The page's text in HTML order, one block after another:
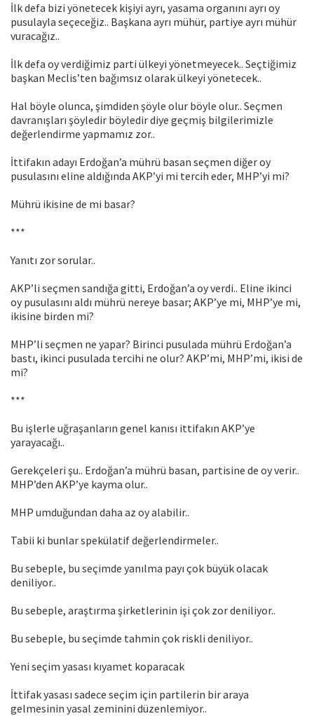
İlk defa bizi yönetecek kişiyi ayrı, yasama organını ayrı oy
pusulayla seçeceğiz.. Başkana ayrı mühür, partiye ayrı mühür
vuracağız..
İlk defa oy verdiğimiz parti ülkeyi yönetmeyecek.. Seçtiğimiz
başkan Meclis’ten bağımsız olarak ülkeyi yönetecek..
Hal böyle olunca, şimdiden şöyle olur böyle olur.. Seçmen
davranışları şöyledir böyledir diye geçmiş bilgilerimizle
değerlendirme yapmamız zor..
İttifakın adayı Erdoğan’a mührü basan seçmen diğer oy
pusulasını eline aldığında AKP’yi mi tercih eder, MHP’yi mi?
Mührü ikisine de mi basar?
***
Yanıtı zor sorular..
AKP’li seçmen sandığa gitti, Erdoğan’a oy verdi.. Eline ikinci
oy pusulasını aldı mührü nereye basar; AKP’ye mi, MHP’ye mi,
ikisine birden mi?
MHP’li seçmen ne yapar? Birinci pusulada mührü Erdoğan’a
bastı, ikinci pusulada tercihi ne olur? AKP’mi, MHP’mi, ikisi de
mi?
***
Bu işlerle uğraşanların genel kanısı ittifakın AKP’ye
yarayacağı..
Gerekçeleri şu.. Erdoğan’a mührü basan, partisine de oy verir..
MHP’den AKP’ye kayma olur..
MHP umduğundan daha az oy alabilir..
Tabii ki bunlar spekülatif değerlendirmeler..
Bu sebeple, bu seçimde yanılma payı çok büyük olacak
deniliyor..
Bu sebeple, araştırma şirketlerinin işi çok zor deniliyor..
Bu sebeple, bu seçimde tahmin çok riskli deniliyor..
Yeni seçim yasası kıyamet koparacak
İttifak yasası sadece seçim için partilerin bir araya
gelmesinin yasal zeminini düzenlemiyor..